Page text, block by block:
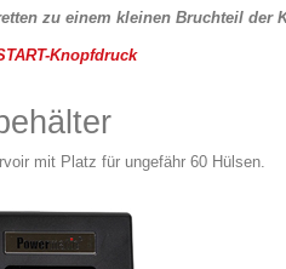
zu einem kleinen Bruchteil der
Knopfdruck
mit Platz für ungefähr 60 Hülsen.